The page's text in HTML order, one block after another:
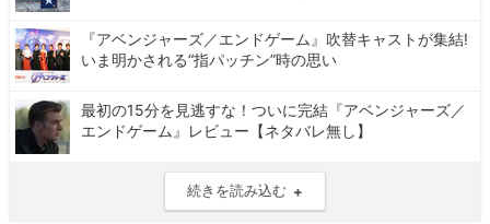
『アベンジャーズ／エンドゲーム』吹替キャストが集結!
いま明かされる“指パッチン”時の思い
最初の15分を見逃すな！ついに完結『アベンジャーズ／
エンドゲーム』レビュー【ネタバレ無し】
続きを読み込む